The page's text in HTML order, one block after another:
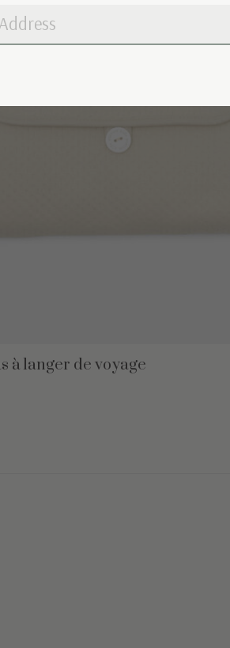
à langer de voyage